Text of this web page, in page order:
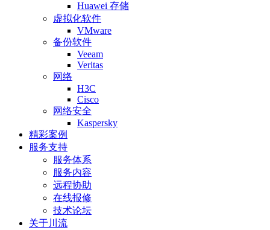
Huawei 存储
虚拟化软件
VMware
备份软件
Veeam
Veritas
网络
H3C
Cisco
网络安全
Kaspersky
精彩案例
服务支持
服务体系
服务内容
远程协助
在线报修
技术论坛
关于川流